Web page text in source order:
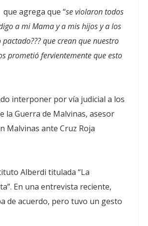
agrega que “se violaron todos
a mi Mama y a mis hijos y a los
que crean que nuestro
prometió fervientemente que esto
interponer por vía judicial a los
la Guerra de Malvinas, asesor
Malvinas ante Cruz Roja
Alberdi titulada “La
En una entrevista reciente,
de acuerdo, pero tuvo un gesto